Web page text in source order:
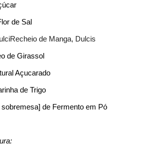
de Sal
de Manga, Dulcis
de Girassol
Açucarado
de Trigo
de Fermento em Pó